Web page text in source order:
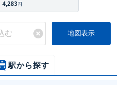
4,283円
地図表示
駅から探す